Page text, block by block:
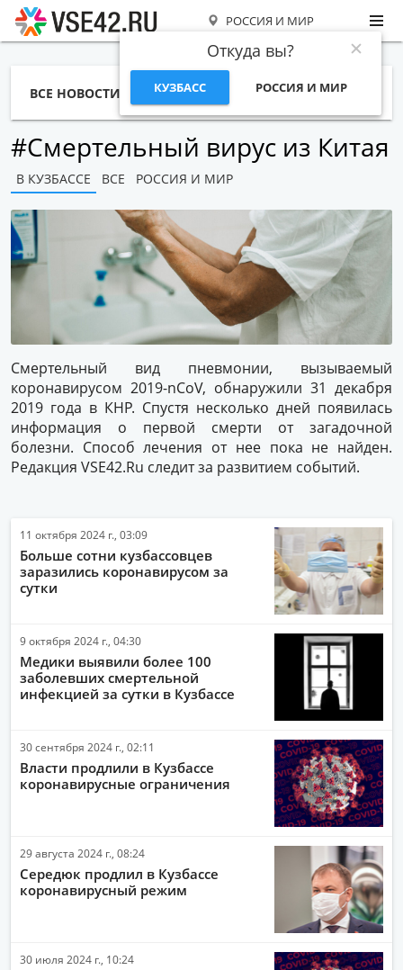
РОССИЯ И МИР
Откуда вы?
КУЗБАСС РОССИЯ И МИР
ВСЕ НОВОСТИ СТАТЬИ ТЕМЫ ФОТО
#Смертельный вирус из Китая
В КУЗБАССЕ ВСЕ РОССИЯ И МИР
Смертельный вид пневмонии, вызываемый
коронавирусом 2019-nCoV, обнаружили 31 декабря
2019 года в КНР. Спустя несколько дней появилась
информация о первой смерти от загадочной
болезни. Способ лечения от нее пока не найден.
Редакция VSE42.Ru следит за развитием событий.
11 октября 2024 г., 03:09
Больше сотни кузбассовцев
заразились коронавирусом за
сутки
9 октября 2024 г., 04:30
Медики выявили более 100
заболевших смертельной
инфекцией за сутки в Кузбассе
30 сентября 2024 г., 02:11
Власти продлили в Кузбассе
коронавирусные ограничения
29 августа 2024 г., 08:24
Середюк продлил в Кузбассе
коронавирусный режим
30 июля 2024 г., 10:24